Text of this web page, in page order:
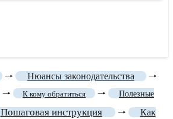
🠒 Нюансы законодательства 🠒
🠒 К кому обратиться 🠒 Полезные
Пошаговая инструкция 🠒
Как